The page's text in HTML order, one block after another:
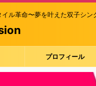
ル革命〜夢を叶えた双子シン
プロフィール